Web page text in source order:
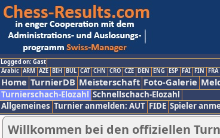
Logged on: Gast
Arabic ARM AZE BIH BUL CAT CHN CRO CZE DEN ENG ESP FAI FIN FRA
Home TurnierDB Meisterschaft Foto-Galerie
Turnierschach-Elozahl Schnellschach-Elozahl
Allgemeines Turnier anmelden: AUT FIDE Spieler
Willkommen bei den offiziellen